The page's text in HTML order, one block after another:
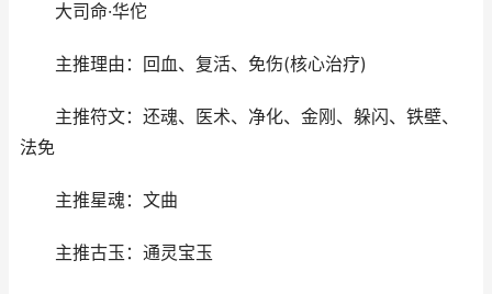
大司命·华佗
主推理由：回血、复活、免伤(核心治疗)
主推符文：还魂、医术、净化、金刚、躲闪、铁壁、
法免
主推星魂：文曲
主推古玉：通灵宝玉